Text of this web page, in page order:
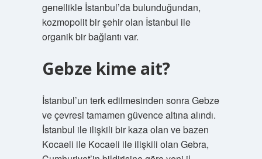
genellikle İstanbul’da bulunduğundan,
kozmopolit bir şehir olan İstanbul ile
organik bir bağlantı var.
Gebze kime ait?
İstanbul’un terk edilmesinden sonra Gebze
ve çevresi tamamen güvence altına alındı.
İstanbul ile ilişkili bir kaza olan ve bazen
Kocaeli ile Kocaeli ile ilişkili olan Gebra,